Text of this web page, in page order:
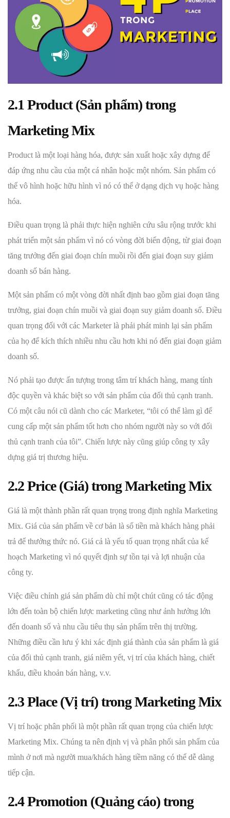
2.1 Product (Sản phẩm) trong
Marketing Mix
Product là một loại hàng hóa, được sản xuất hoặc xây dựng để
đáp ứng nhu cầu của một cá nhân hoặc một nhóm. Sản phẩm có
thể vô hình hoặc hữu hình vì nó có thể ở dạng dịch vụ hoặc hàng
hóa.
Điều quan trọng là phải thực hiện nghiên cứu sâu rộng trước khi
phát triển một sản phẩm vì nó có vòng đời biến động, từ giai đoạn
tăng trưởng đến giai đoạn chín muồi rồi đến giai đoạn suy giảm
doanh số bán hàng.
Một sản phẩm có một vòng đời nhất định bao gồm giai đoạn tăng
trưởng, giai đoạn chín muồi và giai đoạn suy giảm doanh số. Điều
quan trọng đối với các Marketer là phải phát minh lại sản phẩm
của họ để kích thích nhiều nhu cầu hơn khi nó đến giai đoạn giảm
doanh số.
Nó phải tạo được ấn tượng trong tâm trí khách hàng, mang tính
độc quyền và khác biệt so với sản phẩm của đối thủ cạnh tranh.
Có một câu nói cũ dành cho các Marketer, “tôi có thể làm gì để
cung cấp một sản phẩm tốt hơn cho nhóm người này so với đối
thủ cạnh tranh của tôi”. Chiến lược này cũng giúp công ty xây
dựng giá trị thương hiệu.
2.2 Price (Giá) trong Marketing Mix
Giá là một thành phần rất quan trọng trong định nghĩa Marketing
Mix. Giá của sản phẩm về cơ bản là số tiền mà khách hàng phải
trả để thưởng thức nó. Giá cả là yếu tố quan trọng nhất của kế
hoạch Marketing vì nó quyết định sự tồn tại và lợi nhuận của
công ty.
Việc điều chỉnh giá sản phẩm dù chỉ một chút cũng có tác động
lớn đến toàn bộ chiến lược marketing cũng như ảnh hưởng lớn
đến doanh số và nhu cầu tiêu thụ sản phẩm trên thị trường.
Những điều cần lưu ý khi xác định giá thành của sản phẩm là giá
của đối thủ cạnh tranh, giá niêm yết, vị trí của khách hàng, chiết
khấu, điều khoản bán hàng, v.v.
2.3 Place (Vị trí) trong Marketing Mix
Vị trí hoặc phân phối là một phần rất quan trọng của chiến lược
Marketing Mix. Chúng ta nên định vị và phân phối sản phẩm của
mình ở nơi mà người mua/khách hàng tiềm năng có thể dễ dàng
tiếp cận.
2.4 Promotion (Quảng cáo) trong